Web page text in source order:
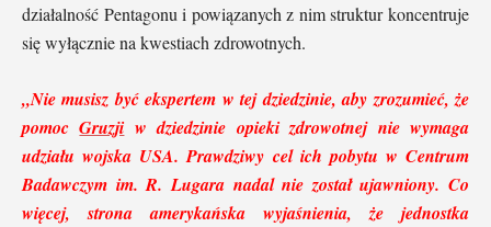
działalność Pentagonu i powiązanych z nim struktur koncentruje
się wyłącznie na kwestiach zdrowotnych.
„Nie musisz być ekspertem w tej dziedzinie, aby zrozumieć, że
pomoc Gruzji w dziedzinie opieki zdrowotnej nie wymaga
udziału wojska USA. Prawdziwy cel ich pobytu w Centrum
Badawczym im. R. Lugara nadal nie został ujawniony. Co
więcej, strona amerykańska wyjaśnienia, że jednostka